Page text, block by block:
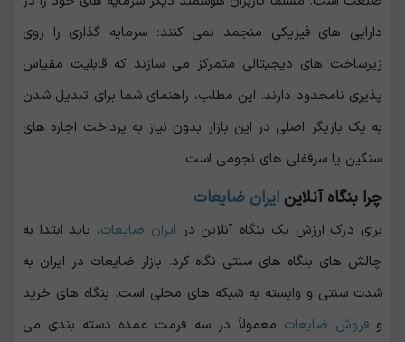
دارایی‌ های فیزیکی منجمد نمی‌ کنند؛ سرمایه ‌گذاری را روی
زیرساخت ‌های دیجیتالی متمرکز می ‌سازند که قابلیت مقیاس
پذیری نامحدود دارند. این مطلب، راهنمای شما برای تبدیل شدن
به یک بازیگر اصلی در این بازار بدون نیاز به پرداخت اجاره های
سنگین یا سرقفلی ‌های نجومی است.
چرا بنگاه آنلاین ایران ضایعات
برای درک ارزش یک بنگاه آنلاین در ایران ضایعات، باید ابتدا به
چالش ‌های بنگاه‌ های سنتی نگاه کرد. بازار ضایعات در ایران به
شدت سنتی و وابسته به شبکه ‌های محلی است. بنگاه ‌های خرید
وفروش ضایعات معمولاً در سه فرمت عمده دسته بندی می‌